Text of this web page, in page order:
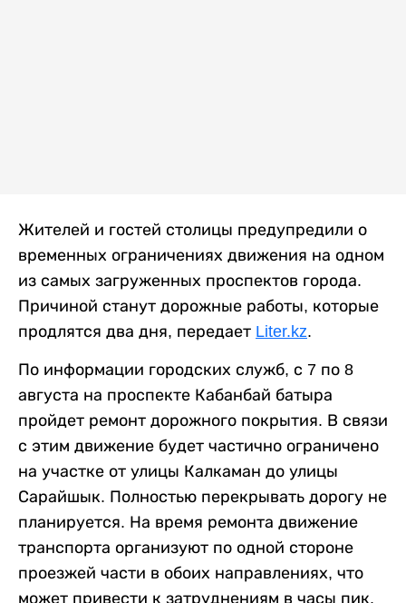
Жителей и гостей столицы предупредили о
временных ограничениях движения на одном
из самых загруженных проспектов города.
Причиной станут дорожные работы, которые
продлятся два дня, передает Liter.kz.
По информации городских служб, с 7 по 8
августа на проспекте Кабанбай батыра
пройдет ремонт дорожного покрытия. В связи
с этим движение будет частично ограничено
на участке от улицы Калкаман до улицы
Сарайшык. Полностью перекрывать дорогу не
планируется. На время ремонта движение
транспорта организуют по одной стороне
проезжей части в обоих направлениях, что
может привести к затруднениям в часы пик.